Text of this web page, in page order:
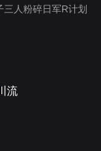
三人粉碎日军R计划